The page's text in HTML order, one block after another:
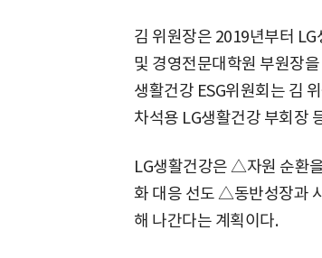
김 위원장은 2019년부터
및 경영전문대학원 부원장
생활건강 ESG위원회는 김
차석용 LG생활건강 부회장
LG생활건강은 △자원 순환
화 대응 선도 △동반성장과
해 나간다는 계획이다.